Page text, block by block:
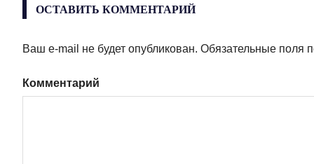
ОСТАВИТЬ КОММЕНТАРИЙ
Ваш e-mail не будет опубликован. Обязательные поля
Комментарий